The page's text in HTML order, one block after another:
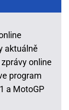
aktuálně
online
program
a MotoGP